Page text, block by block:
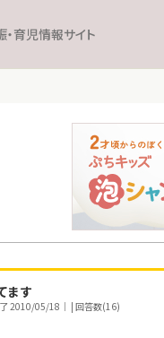
育児情報サイト
ます
2010/05/18｜ | 回答数(16)